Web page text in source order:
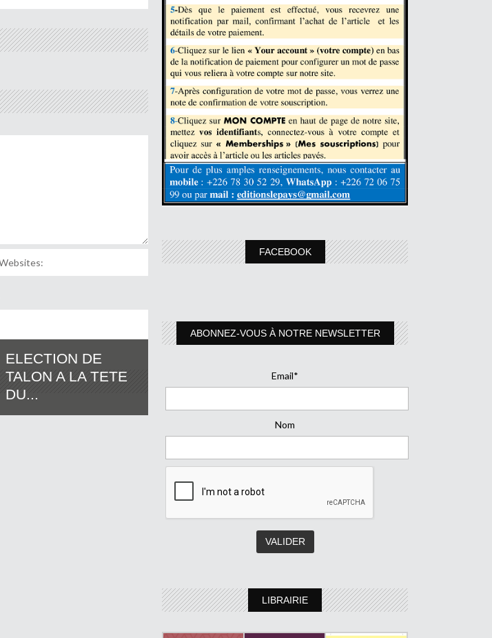
ELECTION DE
TALON A LA TETE
DU...
FACEBOOK
ABONNEZ-VOUS À NOTRE NEWSLETTER
Email*
Nom
LIBRAIRIE